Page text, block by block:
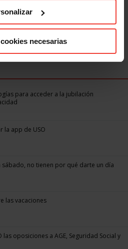
necesarias
para acceder a la jubilación
la app de USO
sábado, no tienen por qué darte un día
las vacaciones
las oposiciones a AGE, Seguridad Social y